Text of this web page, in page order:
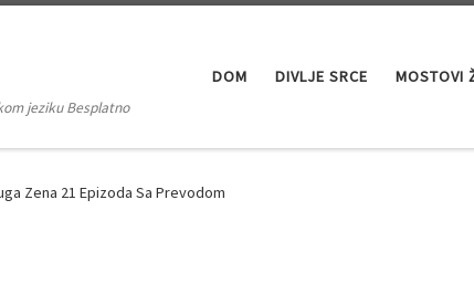
jeziku Besplatno
DOM DIVLJE SRCE MOSTOVI
Zena 21 Epizoda Sa Prevodom